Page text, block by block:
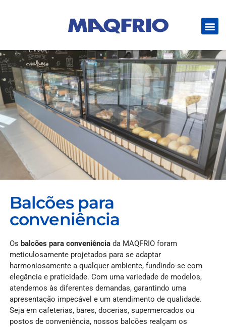
Balcões para
conveniência
Os balcões para conveniência da MAQFRIO foram
meticulosamente projetados para se adaptar
harmoniosamente a qualquer ambiente, fundindo-se com
elegância e praticidade. Com uma variedade de modelos,
atendemos às diferentes demandas, garantindo uma
apresentação impecável e um atendimento de qualidade.
Seja em cafeterias, bares, docerias, supermercados ou
postos de conveniência, nossos balcões realçam os